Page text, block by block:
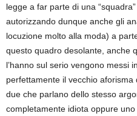
legge a far parte di una
autorizzando dunque anche gli
locuzione molto alla moda) a
questo quadro desolante, anche
l’hanno sul serio vengono messi
perfettamente il vecchio
due che parlano dello stesso
completamente idiota oppure